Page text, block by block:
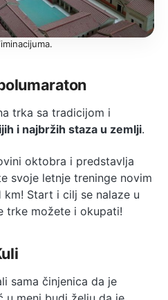
trka sa tradicijom i
i najbržih staza u zemlji.
oktobra i predstavlja
svoje letnje treninge novim
km! Start i cilj se nalaze u
trke možete i okupati!
sama činjenica da je